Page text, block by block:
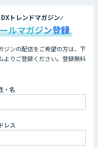
DXトレンドマガジン
ルマガジン登録
ジンの配信をご希望の方は、下
よりご登録ください。登録無料
・名
レス